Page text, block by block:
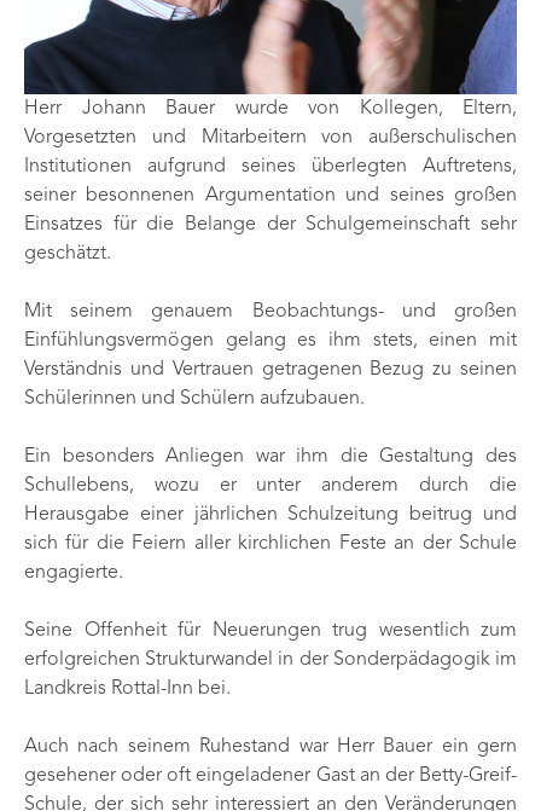
Herr Johann Bauer wurde von Kollegen, Eltern,
Vorgesetzten und Mitarbeitern von außerschulischen
Institutionen aufgrund seines überlegten Auftretens,
seiner besonnenen Argumentation und seines großen
Einsatzes für die Belange der Schulgemeinschaft sehr
geschätzt.
Mit seinem genauem Beobachtungs- und großen
Einfühlungsvermögen gelang es ihm stets, einen mit
Verständnis und Vertrauen getragenen Bezug zu seinen
Schülerinnen und Schülern aufzubauen.
Ein besonders Anliegen war ihm die Gestaltung des
Schullebens, wozu er unter anderem durch die
Herausgabe einer jährlichen Schulzeitung beitrug und
sich für die Feiern aller kirchlichen Feste an der Schule
engagierte.
Seine Offenheit für Neuerungen trug wesentlich zum
erfolgreichen Strukturwandel in der Sonderpädagogik im
Landkreis Rottal-Inn bei.
Auch nach seinem Ruhestand war Herr Bauer ein gern
gesehener oder oft eingeladener Gast an der Betty-Greif-
Schule, der sich sehr interessiert an den Veränderungen